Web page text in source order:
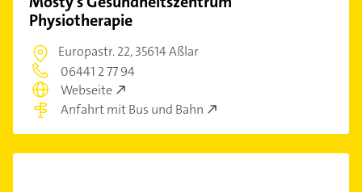
Physiotherapie
Europastr. 22,35614 Aßlar
06441 2 77 94
Webseite
Anfahrt mit Bus und Bahn